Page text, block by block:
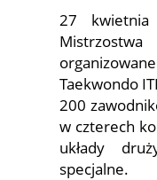
27
Taekwondo
200
w czterech
układy
specjalne.